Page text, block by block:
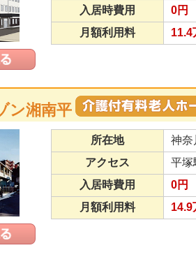
入居時費用
0円
月額利用料
11.4
ン湘南平
所在地
神奈
アクセス
平
入居時費用
0円
月額利用料
14.9